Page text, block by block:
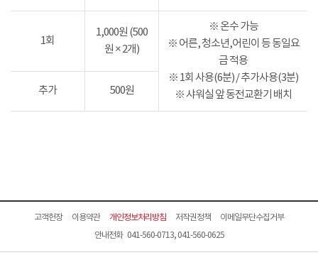
1회
1,000원 (500
원 × 2개)
※ 온수 가능
※ 어른, 청소년,어린이 등 동일요
금 적용
※ 1회 사용(6분) / 추가사용(3분)
※ 샤워실 앞 동전교환기 배치
추가 500원
고객헌장 이용약관 개인정보처리방침 저작권정책
이메일무단수집거부
안내전화 041-560-0713, 041-560-0625